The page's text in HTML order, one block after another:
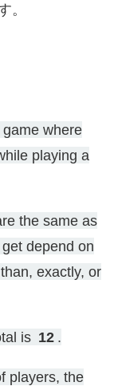
。
where
playing a
the same as
depend on
exactly, or
is 12 .
players, the